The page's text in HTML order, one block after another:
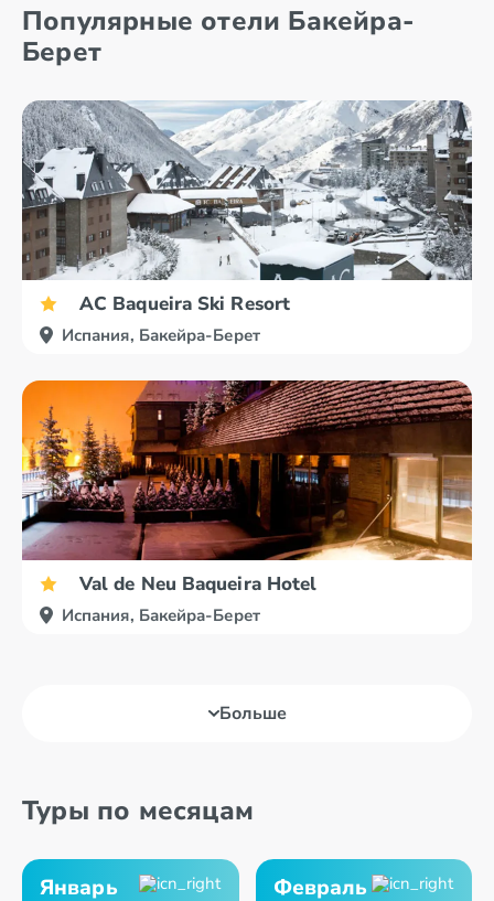
Коста Дель
Соль
Популярные отели Бакейра-
Берет
AC Baqueira Ski Resort
Испания, Бакейра-Берет
Val de Neu Baqueira Hotel
Испания, Бакейра-Берет
Больше
Туры по месяцам
Январь Февраль